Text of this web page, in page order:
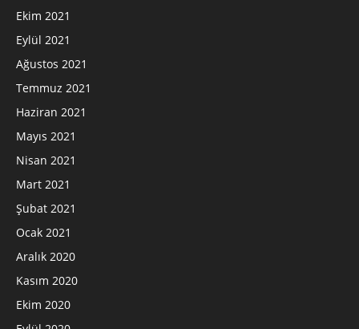
Ekim 2021
Eylül 2021
Ağustos 2021
Temmuz 2021
Haziran 2021
Mayıs 2021
Nisan 2021
Mart 2021
Şubat 2021
Ocak 2021
Aralık 2020
Kasım 2020
Ekim 2020